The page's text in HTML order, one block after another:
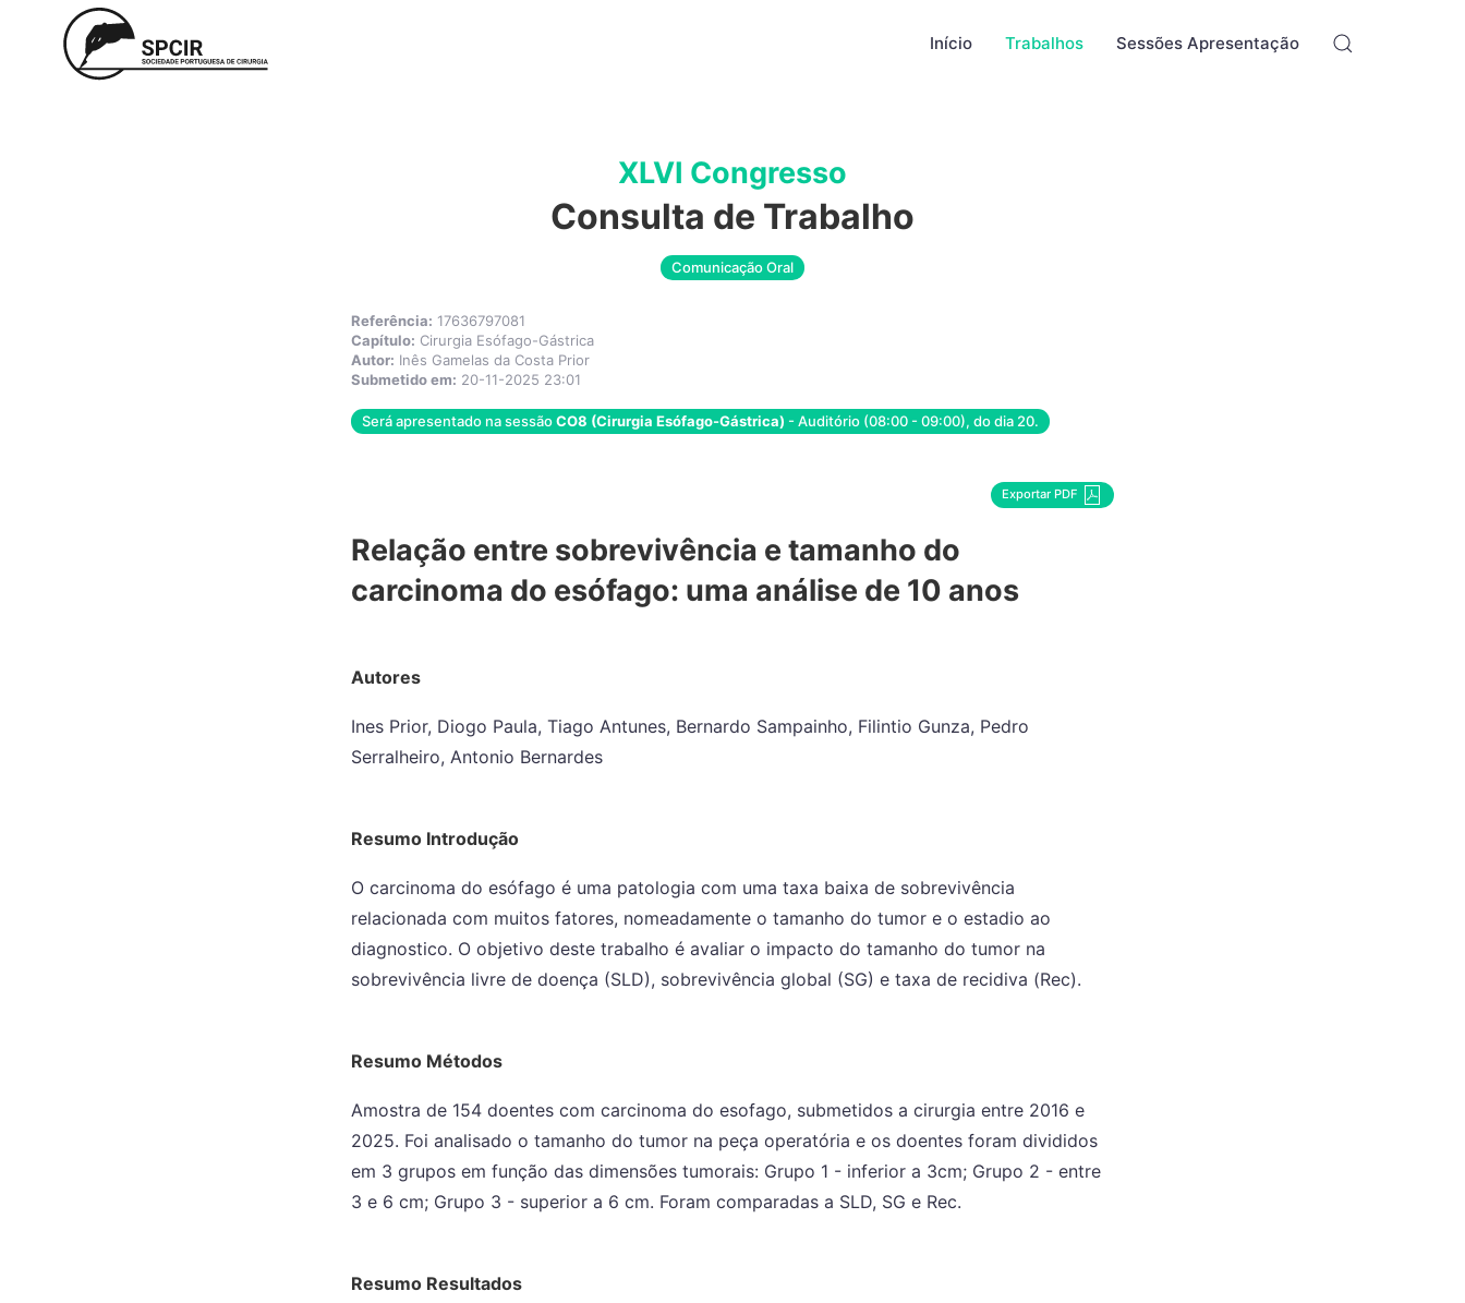
Início Trabalhos Sessões Apresentação
XLVI Congresso
Consulta de Trabalho
Comunicação Oral
Referência: 17636797081
Capítulo: Cirurgia Esófago-Gástrica
Autor: Inês Gamelas da Costa Prior
Submetido em: 20-11-2025 23:01
Será apresentado na sessãoCO8 (Cirurgia Esófago-Gástrica) - Auditório (08:00 - 09:00), do dia 20.
Exportar PDF
Relação entre sobrevivência e tamanho do
carcinoma do esófago: uma análise de 10 anos
Autores
Ines Prior, Diogo Paula, Tiago Antunes, Bernardo Sampainho, Filintio Gunza, Pedro
Serralheiro, Antonio Bernardes
Resumo Introdução
O carcinoma do esófago é uma patologia com uma taxa baixa de sobrevivência
relacionada com muitos fatores, nomeadamente o tamanho do tumor e o estadio ao
diagnostico. O objetivo deste trabalho é avaliar o impacto do tamanho do tumor na
sobrevivência livre de doença (SLD), sobrevivência global (SG) e taxa de recidiva (Rec).
Resumo Métodos
Amostra de 154 doentes com carcinoma do esofago, submetidos a cirurgia entre 2016 e
2025. Foi analisado o tamanho do tumor na peça operatória e os doentes foram divididos
em 3 grupos em função das dimensões tumorais: Grupo 1 - inferior a 3cm; Grupo 2 - entre
3 e 6 cm; Grupo 3 - superior a 6 cm. Foram comparadas a SLD, SG e Rec.
Resumo Resultados